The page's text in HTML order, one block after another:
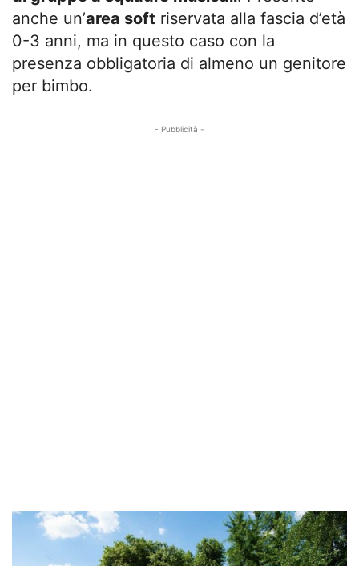
anche un’area soft riservata alla fascia d’età
0-3 anni, ma in questo caso con la
presenza obbligatoria di almeno un genitore
per bimbo.
- Pubblicità -